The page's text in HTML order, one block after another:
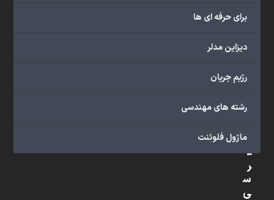
برای حرفه ای ها
دیزاین مدلر
رژیم جریان
رشته های مهندسی
ماژول فلوئنت
طور
کامل
بهره
س
ت
ر
س
ی